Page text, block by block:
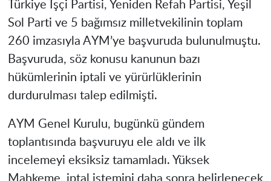
Türkiye İşçi Partisi, Yeniden Refah Partisi, Yeşil
Sol Parti ve 5 bağımsız milletvekilinin toplam
260 imzasıyla AYM’ye başvuruda bulunulmuştu.
Başvuruda, söz konusu kanunun bazı
hükümlerinin iptali ve yürürlüklerinin
durdurulması talep edilmişti.
AYM Genel Kurulu, bugünkü gündem
toplantısında başvuruyu ele aldı ve ilk
incelemeyi eksiksiz tamamladı. Yüksek
Mahkeme, iptal istemini daha sonra belirlenecek